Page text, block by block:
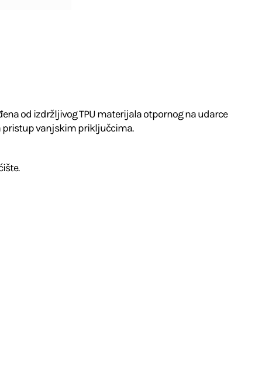
od izdržljivog TPU materijala otpornog na udarce
pristup vanjskim priključcima.